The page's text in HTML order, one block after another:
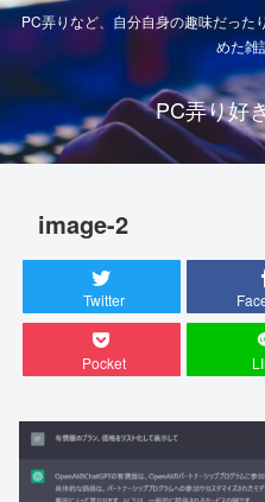
PC弄りなど、自分自身の趣味だった
めた雑
PC弄り好
image-2
Twitter
Pocket